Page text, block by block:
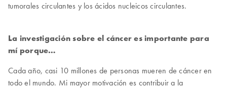
tumorales circulantes y los ácidos nucleicos circulantes.
La investigación sobre el cáncer es importante para
mí porque…
Cada año, casi 10 millones de personas mueren de cáncer en
todo el mundo. Mi mayor motivación es contribuir a la